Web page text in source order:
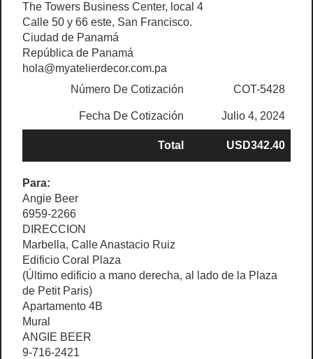
The Towers Business Center, local 4
Calle 50 y 66 este, San Francisco.
Ciudad de Panamá
República de Panamá
hola@myatelierdecor.com.pa
Número De Cotización
COT-5428
Fecha De Cotización Julio 4, 2024
Total USD342.40
Para:
Angie Beer
6959-2266
DIRECCION
Marbella, Calle Anastacio Ruiz
Edificio Coral Plaza
(Último edificio a mano derecha, al lado de la Plaza
de Petit Paris)
Apartamento 4B
Mural
ANGIE BEER
9-716-2421